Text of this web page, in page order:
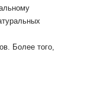
Более того,